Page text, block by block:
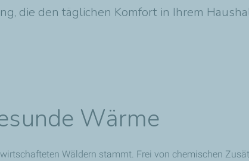
die den täglichen Komfort in Ihrem
Wärme
Wäldern stammt. Frei von chemischen